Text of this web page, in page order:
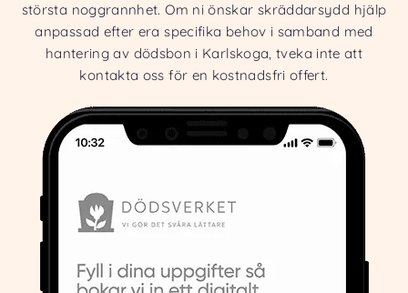
största noggrannhet. Om ni önskar skräddarsydd hjälp
anpassad efter era specifika behov i samband med
hantering av dödsbon i Karlskoga, tveka inte att
kontakta oss för en kostnadsfri offert.